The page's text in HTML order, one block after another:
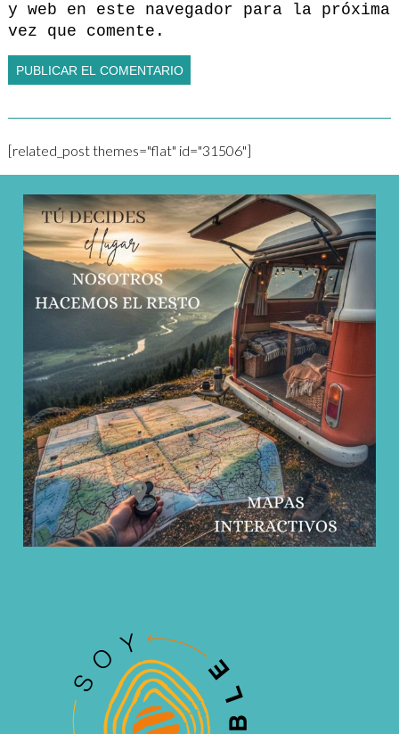
y web en este navegador para la próxima
vez que comente.
[related_post themes="flat" id="31506"]